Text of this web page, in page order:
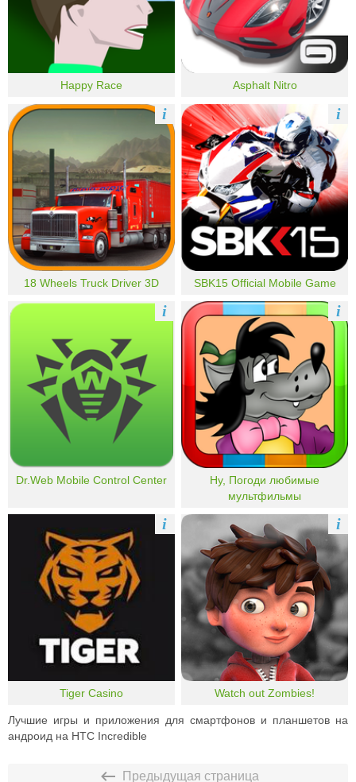
Happy Race Asphalt Nitro
18 Wheels Truck Driver 3D
i
SBK15 Official Mobile Game
i
Dr.Web Mobile Control Center
i
Ну, Погоди любимые
мультфильмы
i
Tiger Casino
i
Watch out Zombies!
i
Лучшие игры и приложения для смартфонов и планшетов на
андроид на HTC Incredible
Предыдущая страница